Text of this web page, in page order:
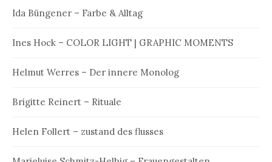
Ida Büngener – Farbe & Alltag
Ines Hock – COLOR LIGHT | GRAPHIC MOMENTS
Helmut Werres – Der innere Monolog
Brigitte Reinert – Rituale
Helen Follert – zustand des flusses